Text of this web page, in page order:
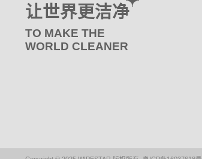
让世界更洁净
TO MAKE THE
WORLD CLEANER